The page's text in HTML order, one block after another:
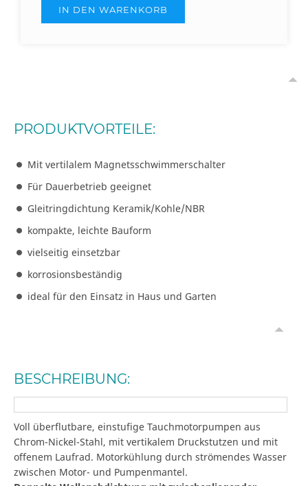
IN DEN WARENKORB
PRODUKTVORTEILE:
Mit vertilalem Magnetsschwimmerschalter
Für Dauerbetrieb geeignet
Gleitringdichtung Keramik/Kohle/NBR
kompakte, leichte Bauform
vielseitig einsetzbar
korrosionsbeständig
ideal für den Einsatz in Haus und Garten
BESCHREIBUNG:
Voll überflutbare, einstufige Tauchmotorpumpen aus
Chrom-Nickel-Stahl, mit vertikalem Druckstutzen und mit
offenem Laufrad. Motorkühlung durch strömendes Wasser
zwischen Motor- und Pumpenmantel.